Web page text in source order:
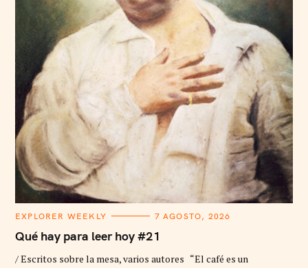
C
T
E
O
EXPLORER WEEKLY 7 AGOSTO, 2026
Qué hay para leer hoy #21
/ Escritos sobre la mesa, varios autores “El café es un